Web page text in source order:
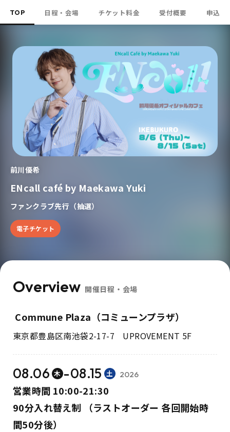
TOP 日程・会場 チケット料金 受付概要 申込
前川優希
ENcall café by Maekawa Yuki
ファンクラブ先行（抽選）
電子チケット
Overview 開催日程・会場
Commune Plaza（コミューンプラザ）
東京都豊島区南池袋2-17-7 UPROVEMENT 5F
08.06 木 -08.15 土 2026
営業時間 10:00-21:30
90分入れ替え制 （ラストオーダー 各回開始時
間50分後）